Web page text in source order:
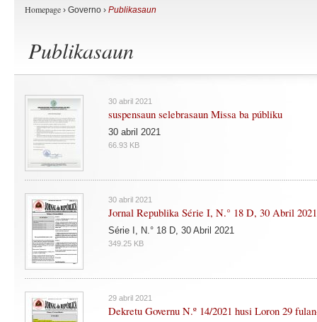
Homepage › Governo › Publikasaun
Publikasaun
30 abril 2021
suspensaun selebrasaun Missa ba públiku
30 abril 2021
66.93 KB
30 abril 2021
Jornal Republika Série I, N.° 18 D, 30 Abril 2021
Série I, N.° 18 D, 30 Abril 2021
349.25 KB
29 abril 2021
Dekretu Governu N.º 14/2021 husi Loron 29